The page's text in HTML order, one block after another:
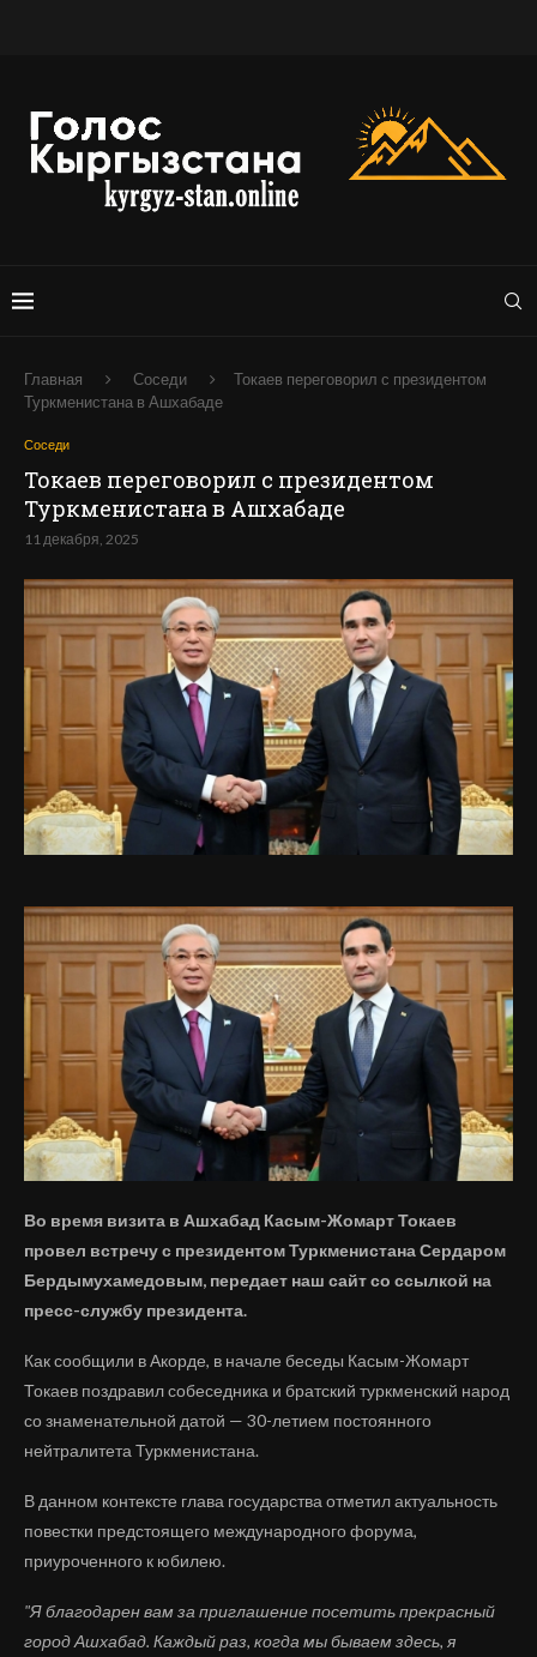
Главная Соседи
Токаев переговорил с президентом
Туркменистана в Ашхабаде
Соседи
Токаев переговорил с президентом
Туркменистана в Ашхабаде
11 декабря, 2025
Во время визита в Ашхабад Касым-Жомарт Токаев
провел встречу с президентом Туркменистана Сердаром
Бердымухамедовым, передает наш сайт со ссылкой на
пресс-службу президента.
Как сообщили в Акорде, в начале беседы Касым-Жомарт
Токаев поздравил собеседника и братский туркменский народ
со знаменательной датой — 30-летием постоянного
нейтралитета Туркменистана.
В данном контексте глава государства отметил актуальность
повестки предстоящего международного форума,
приуроченного к юбилею.
"Я благодарен вам за приглашение посетить прекрасный
город Ашхабад. Каждый раз, когда мы бываем здесь, я